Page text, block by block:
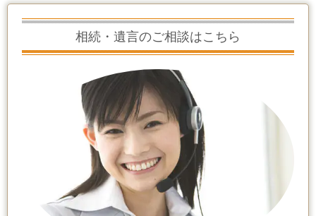
相続・遺言のご相談はこちら